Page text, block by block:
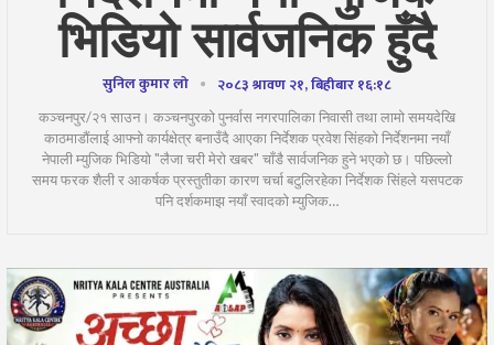
भिडियो सार्वजनिक हुँदै
सुनिल कुमार लो २०८३ श्रावण २१, बिहीबार १६:१८
कञ्चनपुर/२१ साउन। कञ्चनपुरको पुनर्वास नगरपालिका निवासी तथा लामो समयदेखि
काठमाडौंलाई आफ्नो कार्यक्षेत्र बनाउँदै आएका निर्देशक प्रवेश सिंहको निर्देशनमा नयाँ
नेपाली म्युजिक भिडियो "लैजा चरी मेरो खबर" चाँडै सार्वजनिक हुने भएको छ। पछिल्लो
समय फरक शैली र आकर्षक प्रस्तुतीका कारण चर्चा बटुलिरहेका निर्देशक सिंहले यसपटक
पनि दर्शकमाझ नयाँ स्वादको म्युजिक…